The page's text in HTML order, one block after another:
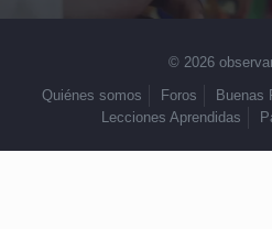
© 2026
Quiénes somos
Foros Buenas
Lecciones Aprendidas